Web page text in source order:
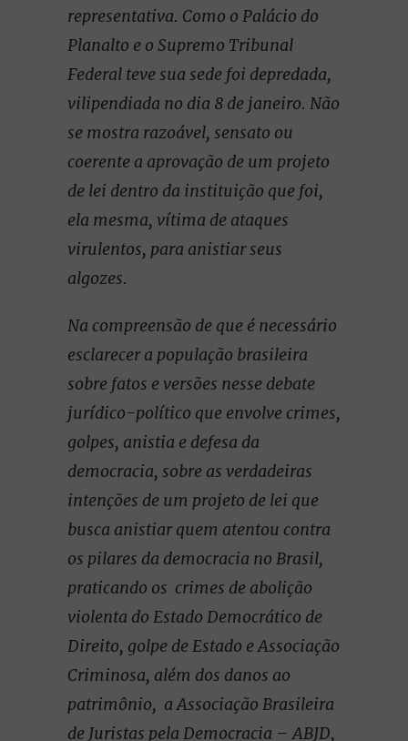
representativa. Como o Palácio do
Planalto e o Supremo Tribunal
Federal teve sua sede foi depredada,
vilipendiada no dia 8 de janeiro. Não
se mostra razoável, sensato ou
coerente a aprovação de um projeto
de lei dentro da instituição que foi,
ela mesma, vítima de ataques
virulentos, para anistiar seus
algozes.
Na compreensão de que é necessário
esclarecer a população brasileira
sobre fatos e versões nesse debate
jurídico-político que envolve crimes,
golpes, anistia e defesa da
democracia, sobre as verdadeiras
intenções de um projeto de lei que
busca anistiar quem atentou contra
os pilares da democracia no Brasil,
praticando os crimes de abolição
violenta do Estado Democrático de
Direito, golpe de Estado e Associação
Criminosa, além dos danos ao
patrimônio, a Associação Brasileira
de Juristas pela Democracia – ABJD,